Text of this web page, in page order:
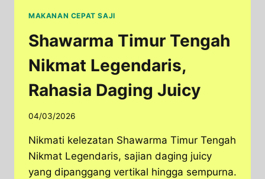
MAKANAN CEPAT SAJI
Shawarma Timur Tengah
Nikmat Legendaris,
Rahasia Daging Juicy
04/03/2026
Nikmati kelezatan Shawarma Timur Tengah
Nikmat Legendaris, sajian daging juicy
yang dipanggang vertikal hingga sempurna.